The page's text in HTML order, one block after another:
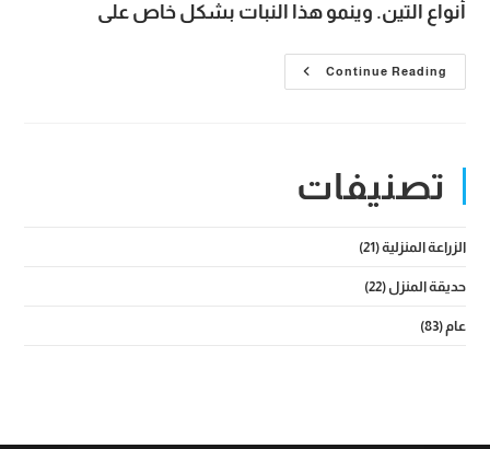
أنواع التين. وينمو هذا النبات بشكل خاص على
Continue Readingشجرة
الأثب
موطنها
وطرق
تصنيفات
الزراعة المنزلية(21)
حديقة المنزل (22)
عام(83)